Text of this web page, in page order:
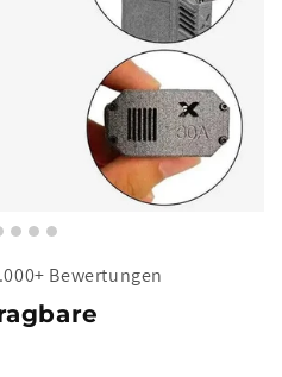
Bewertungen